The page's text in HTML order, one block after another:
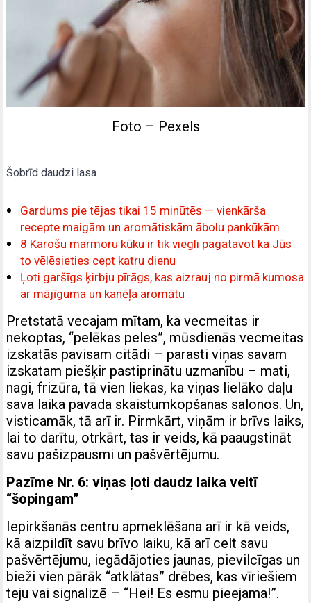
Foto – Pexels
Šobrīd daudzi lasa
Gardums pie tējas tikai 15 minūtēs — vienkārša
recepte maigām un aromātiskām ābolu pankūkām
8 Karošu marmoru kūku ir tik viegli pagatavot ka Jūs
to vēlēsieties cept katru dienu
Ļoti garšīgs ķirbju pīrāgs, kas aizrauj no pirmā kumosa
ar mājīguma un kanēļa aromātu
Pretstatā vecajam mītam, ka vecmeitas ir
nekoptas, “pelēkas peles”, mūsdienās vecmeitas
izskatās pavisam citādi – parasti viņas savam
izskatam piešķir pastiprinātu uzmanību – mati,
nagi, frizūra, tā vien liekas, ka viņas lielāko daļu
sava laika pavada skaistumkopšanas salonos. Un,
visticamāk, tā arī ir. Pirmkārt, viņām ir brīvs laiks,
lai to darītu, otrkārt, tas ir veids, kā paaugstināt
savu pašizpausmi un pašvērtējumu.
Pazīme Nr. 6: viņas ļoti daudz laika veltī
“šopingam”
Iepirkšanās centru apmeklēšana arī ir kā veids,
kā aizpildīt savu brīvo laiku, kā arī celt savu
pašvērtējumu, iegādājoties jaunas, pievilcīgas un
bieži vien pārāk “atklātas” drēbes, kas vīriešiem
teju vai signalizē – “Hei! Es esmu pieejama!”.